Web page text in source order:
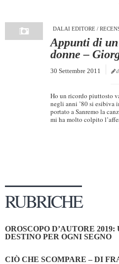
DALAI EDITORE/
Appunti di
donne –
30 Settembre 2011
Ho un ricordo piuttosto
negli anni ’80 si esibiva
portato a Sanremo la
mi ha molto colpito
RUBRICHE
OROSCOPO D’AUTORE
DESTINO PER OGNI SEGNO
CIÒ CHE SCOMPARE – DI